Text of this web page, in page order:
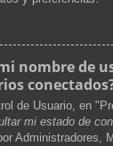
nombre de
de Usuario, en
mi estado de
Administradores,